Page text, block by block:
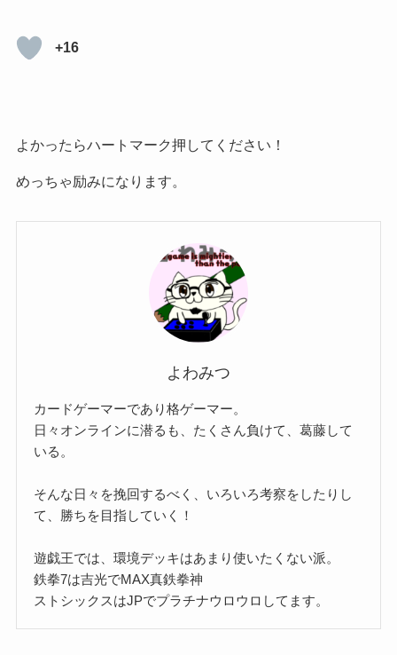
+16
よかったらハートマーク押してください！
めっちゃ励みになります。
よわみつ
カードゲーマーであり格ゲーマー。
日々オンラインに潜るも、たくさん負けて、葛藤して
いる。
そんな日々を挽回するべく、いろいろ考察をしたりし
て、勝ちを目指していく！
遊戯王では、環境デッキはあまり使いたくない派。
鉄拳7は吉光でMAX真鉄拳神
ストシックスはJPでプラチナウロウロしてます。